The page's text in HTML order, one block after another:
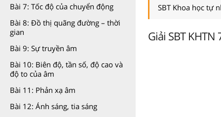
Bài 7: Tốc độ của chuyển động
Bài 8: Đồ thị quãng đường – thời
gian
Bài 9: Sự truyền âm
Bài 10: Biên độ, tần số, độ cao và
độ to của âm
Bài 11: Phản xạ âm
Bài 12: Ánh sáng, tia sáng
SBT Khoa học tự
Giải SBT